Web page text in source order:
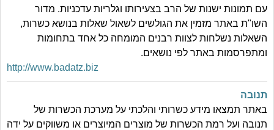
עם תמונות ישנות של הרב בצעירותו וגלריות עדכניות. מדור
השו"ת באתר מזמין את הגולשים לשאול שאלות בנושא כשרות,
השאלות נשלחות לצוות רבנים המומחה כל אחד בתחומות
ומתפרסמות באתר לפי נושאים.
http://www.badatz.biz
תנובה
באתר תמצאו מידע כשרותי והלכתי על מערכת הכשרות של
תנובה ועל רמת הכשרות של מוצרים המיוצרים או משווקים על ידה